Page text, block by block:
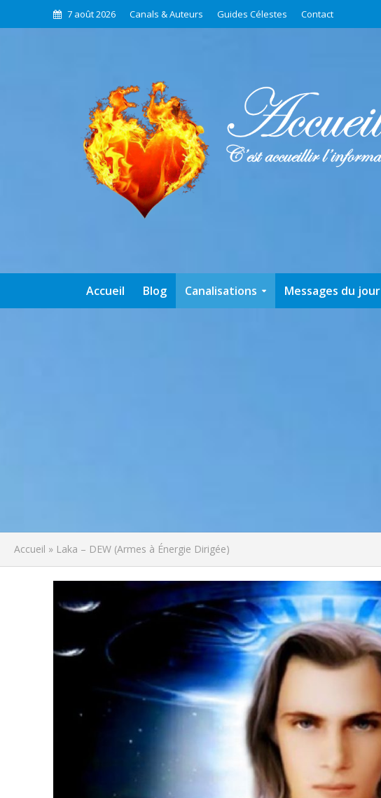
7 août 2026 Canals & Auteurs Guides Célestes Contact
Accueil Blog Canalisations Messages du jour
Accueil » Laka – DEW (Armes à Énergie Dirigée)